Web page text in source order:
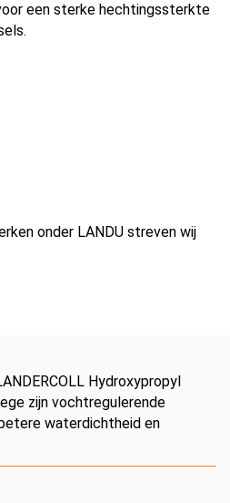
een sterke hechtingssterkte
onder LANDU streven wij
Hydroxypropyl
zijn vochtregulerende
waterdichtheid en